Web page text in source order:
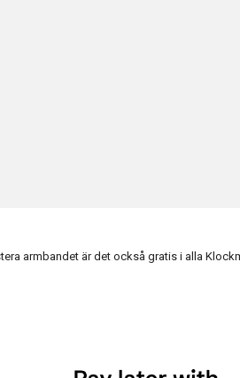
armbandet är det också gratis i alla